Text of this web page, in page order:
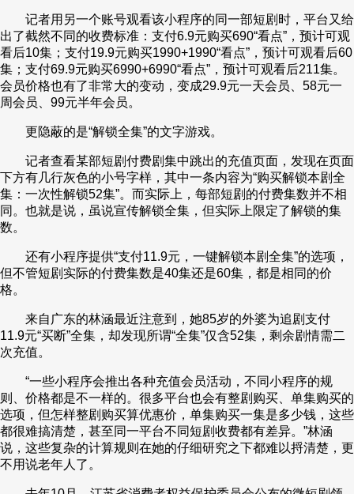
记者用另一个账号观看该小程序的同一部短剧时，平台又给
出了截然不同的收费标准：支付6.9元购买690“看点”，预计可观
看后10集；支付19.9元购买1990+1990“看点”，预计可观看后60
集；支付69.9元购买6990+6990“看点”，预计可观看后211集。
会员价格也有了非常大的变动，变成29.9元一天会员、58元一
周会员、99元半年会员。
更隐蔽的是“解锁全集”的文字游戏。
记者查看某部短剧付费剧集中跳出的充值页面，发现在页面
下方有几行灰色的小号字样，其中一条内容为“购买解锁本剧全
集：一次性解锁52集”。而实际上，每部短剧的付费集数并不相
同。也就是说，虽说宣传解锁全集，但实际上限定了解锁的集
数。
还有小程序提供“支付11.9元，一键解锁本剧全集”的选项，
但不管短剧实际的付费集数是40集还是60集，都是相同的价
格。
来自广东的林涵最近注意到，她85岁的外婆为追剧支付
11.9元“买断”全集，却发现所谓“全集”仅含52集，剩余剧情需二
次充值。
“一些小程序会推出各种充值会员活动，不同小程序的规
则、价格都是不一样的。很多平台也会有整剧购买、单集购买的
选项，但怎样整剧购买算优惠价，单集购买一集是多少钱，这些
都很难搞清楚，甚至同一平台不同短剧收费都有差异。”林涵
说，这些复杂的计算规则在她的仔细研究之下都难以捋清楚，更
不用说老年人了。